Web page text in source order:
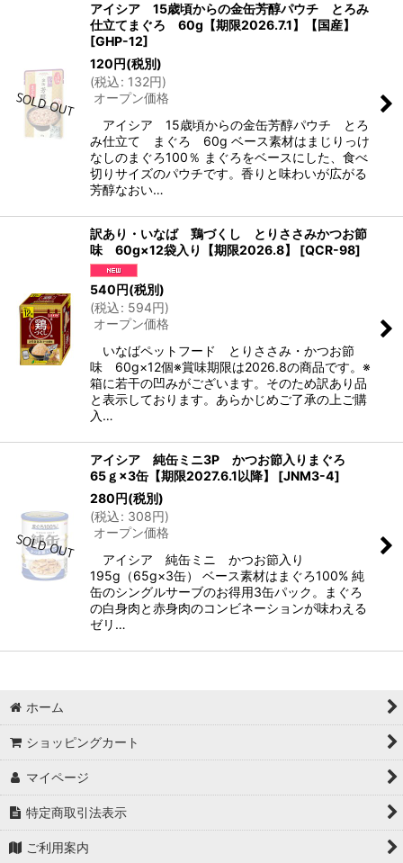
アイシア 15歳頃からの金缶芳醇パウチ とろみ
仕立てまぐろ 60g【期限2026.7.1】【国産】
[GHP-12]
120円(税別)
(税込: 132円)
オープン価格
アイシア 15歳頃からの金缶芳醇パウチ とろ
み仕立て まぐろ 60g ベース素材はまじりっけ
なしのまぐろ100％ まぐろをベースにした、食べ
切りサイズのパウチです。香りと味わいが広がる
芳醇なおい…
訳あり・いなば 鶏づくし とりささみかつお節
味 60g×12袋入り【期限2026.8】
[QCR-98]
540円(税別)
(税込: 594円)
オープン価格
いなばペットフード とりささみ・かつお節
味 60g×12個※賞味期限は2026.8の商品です。※
箱に若干の凹みがございます。そのため訳あり品
と表示しております。あらかじめご了承の上ご購
入…
アイシア 純缶ミニ3P かつお節入りまぐろ
65ｇ×3缶【期限2027.6.1以降】
[JNM3-4]
280円(税別)
(税込: 308円)
オープン価格
アイシア 純缶ミニ かつお節入り
195g（65g×3缶） ベース素材はまぐろ100% 純
缶のシングルサーブのお得用3缶パック。まぐろ
の白身肉と赤身肉のコンビネーションが味わえる
ゼリ…
ホーム
ショッピングカート
マイページ
特定商取引法表示
ご利用案内